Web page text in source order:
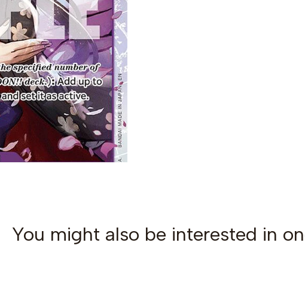
You might also be interested in